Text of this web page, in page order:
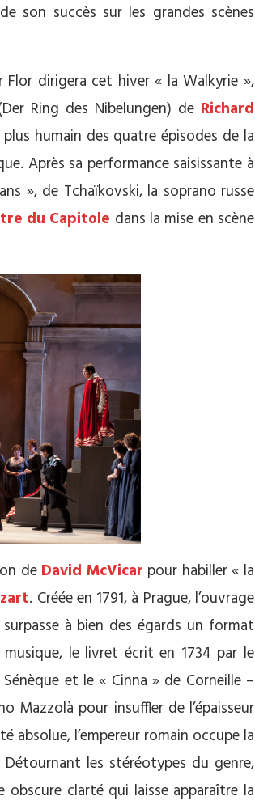
son succès sur les grandes scènes
Flor dirigera cet hiver « la Walkyrie »,
Ring des Nibelungen) de Richard
humain des quatre épisodes de la
Après sa performance saisissante à
», de Tchaïkovski, la soprano russe
du Capitole dans la mise en scène
deDavid McVicar pour habiller « la
. Créée en 1791, à Prague, l’ouvrage
à bien des égards un format
le livret écrit en 1734 par le
et le « Cinna » de Corneille –
pour insuffler de l’épaisseur
absolue, l’empereur romain occupe la
les stéréotypes du genre,
clarté qui laisse apparaître la